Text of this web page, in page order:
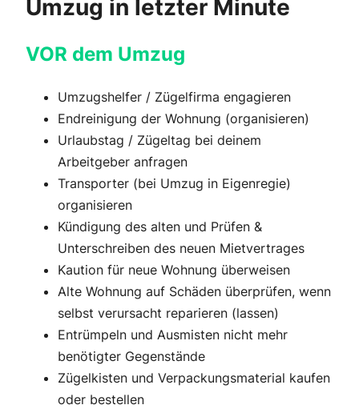
Umzug in letzter Minute
VOR dem Umzug
Umzugshelfer / Zügelfirma engagieren
Endreinigung der Wohnung (organisieren)
Urlaubstag / Zügeltag bei deinem
Arbeitgeber anfragen
Transporter (bei Umzug in Eigenregie)
organisieren
Kündigung des alten und Prüfen &
Unterschreiben des neuen Mietvertrages
Kaution für neue Wohnung überweisen
Alte Wohnung auf Schäden überprüfen, wenn
selbst verursacht reparieren (lassen)
Entrümpeln und Ausmisten nicht mehr
benötigter Gegenstände
Zügelkisten und Verpackungsmaterial kaufen
oder bestellen